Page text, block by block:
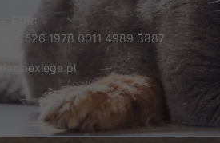
EUR:
2526 1978 0011 4989 3887